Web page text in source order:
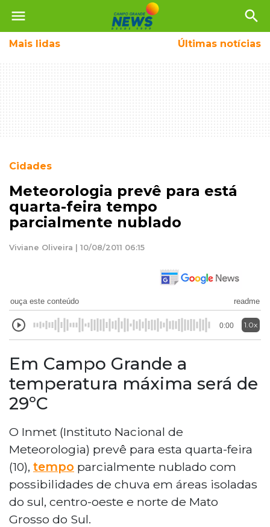
menu search
Mais lidas Últimas notícias
Cidades
Meteorologia prevê para está
quarta-feira tempo
parcialmente nublado
Viviane Oliveira | 10/08/2011 06:15
ouça este conteúdo readme
0:00 1.0x
Em Campo Grande a
temperatura máxima será de
29ºC
O Inmet (Instituto Nacional de
Meteorologia) prevê para esta quarta-feira
(10), tempo parcialmente nublado com
possibilidades de chuva em áreas isoladas
do sul, centro-oeste e norte de Mato
Grosso do Sul.